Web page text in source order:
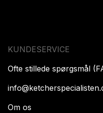
KUNDESERVICE
Ofte stillede spørgsmål
Om os